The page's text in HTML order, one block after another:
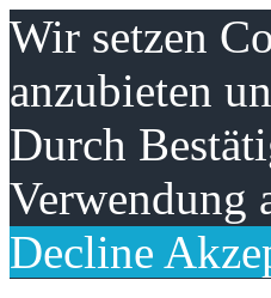
Wir setzen
anzubieten
Durch
Verwendung
Decline